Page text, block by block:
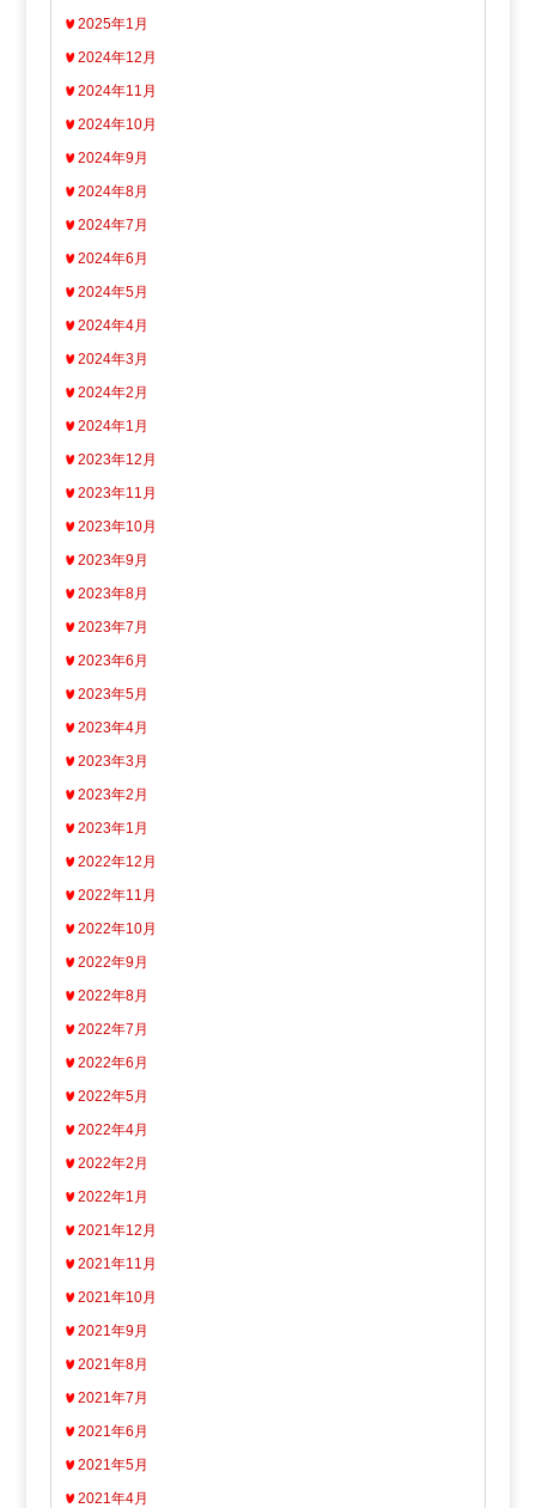
2025年1月
2024年12月
2024年11月
2024年10月
2024年9月
2024年8月
2024年7月
2024年6月
2024年5月
2024年4月
2024年3月
2024年2月
2024年1月
2023年12月
2023年11月
2023年10月
2023年9月
2023年8月
2023年7月
2023年6月
2023年5月
2023年4月
2023年3月
2023年2月
2023年1月
2022年12月
2022年11月
2022年10月
2022年9月
2022年8月
2022年7月
2022年6月
2022年5月
2022年4月
2022年2月
2022年1月
2021年12月
2021年11月
2021年10月
2021年9月
2021年8月
2021年7月
2021年6月
2021年5月
2021年4月